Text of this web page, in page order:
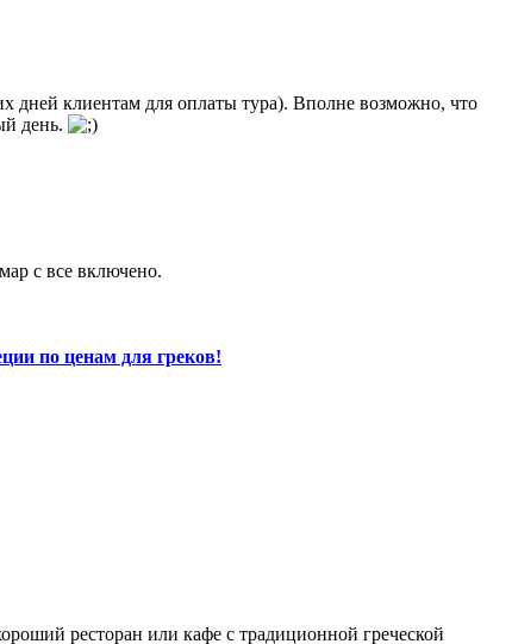
дней клиентам для оплаты тура). Вполне возможно, что
день.
с все включено.
по ценам для греков!
ресторан или кафе с традиционной греческой